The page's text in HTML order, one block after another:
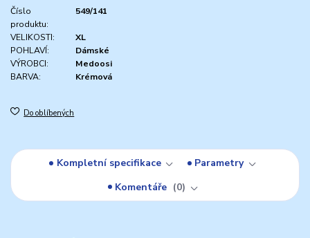
Číslo
produktu:
549/141
VELIKOSTI:
XL
POHLAVÍ:
Dámské
VÝROBCI:
Medoosi
BARVA:
Krémová
Do oblíbených
Kompletní specifikace
Parametry
Komentáře
0